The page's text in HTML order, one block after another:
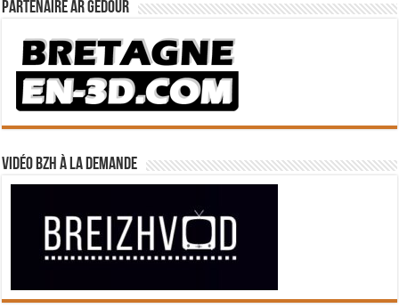
Partenaire Ar Gedour
Vidéo BZH à la demande